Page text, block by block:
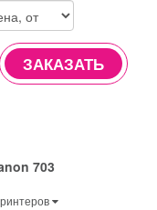
ЗАКАЗАТЬ
703